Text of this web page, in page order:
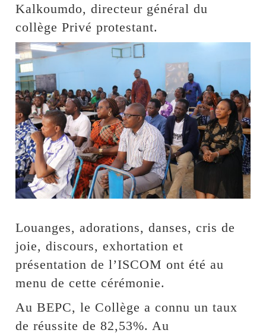
Kalkoumdo, directeur général du
collège Privé protestant.
Louanges, adorations, danses, cris de
joie, discours, exhortation et
présentation de l’ISCOM ont été au
menu de cette cérémonie.
Au BEPC, le Collège a connu un taux
de réussite de 82,53%. Au